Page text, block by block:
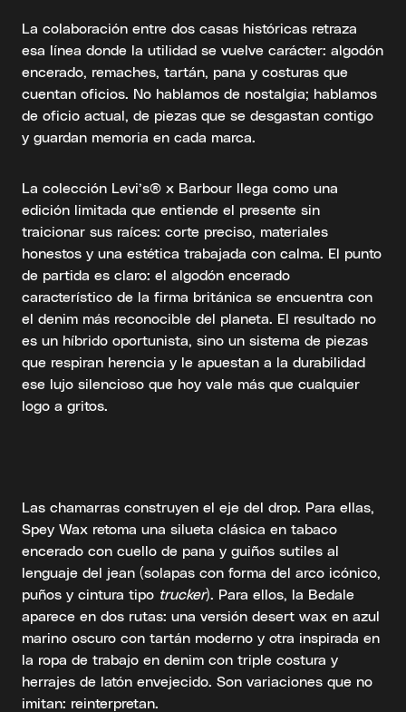
La colaboración entre dos casas históricas retraza
esa línea donde la utilidad se vuelve carácter: algodón
encerado, remaches, tartán, pana y costuras que
cuentan oficios. No hablamos de nostalgia; hablamos
de oficio actual, de piezas que se desgastan contigo
y guardan memoria en cada marca.
La colección Levi’s® x Barbour llega como una
edición limitada que entiende el presente sin
traicionar sus raíces: corte preciso, materiales
honestos y una estética trabajada con calma. El punto
de partida es claro: el algodón encerado
característico de la firma británica se encuentra con
el denim más reconocible del planeta. El resultado no
es un híbrido oportunista, sino un sistema de piezas
que respiran herencia y le apuestan a la durabilidad
ese lujo silencioso que hoy vale más que cualquier
logo a gritos.
Las chamarras construyen el eje del drop. Para ellas,
Spey Wax retoma una silueta clásica en tabaco
encerado con cuello de pana y guiños sutiles al
lenguaje del jean (solapas con forma del arco icónico,
puños y cintura tipo trucker). Para ellos, la Bedale
aparece en dos rutas: una versión desert wax en azul
marino oscuro con tartán moderno y otra inspirada en
la ropa de trabajo en denim con triple costura y
herrajes de latón envejecido. Son variaciones que no
imitan: reinterpretan.